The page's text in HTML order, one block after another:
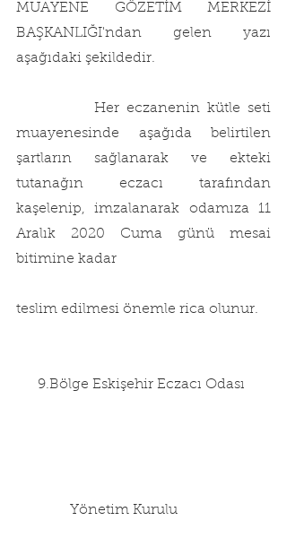
MUAYENE GÖZETİM MERKEZİ
BAŞKANLIĞI'ndan gelen yazı
aşağıdaki şekildedir.
           Her eczanenin kütle seti
muayenesinde aşağıda belirtilen
şartların sağlanarak ve ekteki
tutanağın eczacı tarafından
kaşelenip, imzalanarak odamıza 11
Aralık 2020 Cuma günü mesai
bitimine kadar
teslim edilmesi önemle rica olunur.
      9.Bölge Eskişehir Eczacı Odası
               Yönetim Kurulu